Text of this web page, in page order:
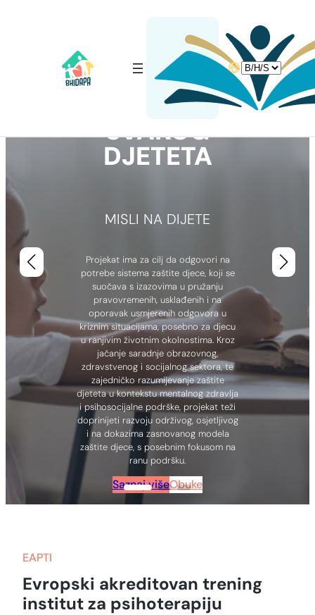
Choose
a
language
ZAJEDNO ZA
MENTALNO
ZDRAVLJE
SVAKOG
DJETETA
MISLI NA DIJETE
Projekat ima za cilj da odgovori na
potrebe sistema zaštite djece, koji se
suočava s izazovima u pružanju
pravovremenih, usklađenih i na
oporavak usmjerenih odgovora u
kriznim situacijama, posebno za djecu
u ranjivim životnim okolnostima. Kroz
jačanje saradnje obrazovnog,
zdravstvenog i socijalnog sektora, te
zajedničko razumijevanje zaštite
djeteta u kontekstu mentalnog zdravlja
i psihosocijalne podrške, projekat teži
doprinijeti razvoju održivog, osjetljivog
i na dokazima zasnovanog modela
zaštite djece, s posebnim fokusom na
ranu podršku.
Saznaj višeObuke
EAPTI
Evropski akreditovan trening
institut za psihoterapiju